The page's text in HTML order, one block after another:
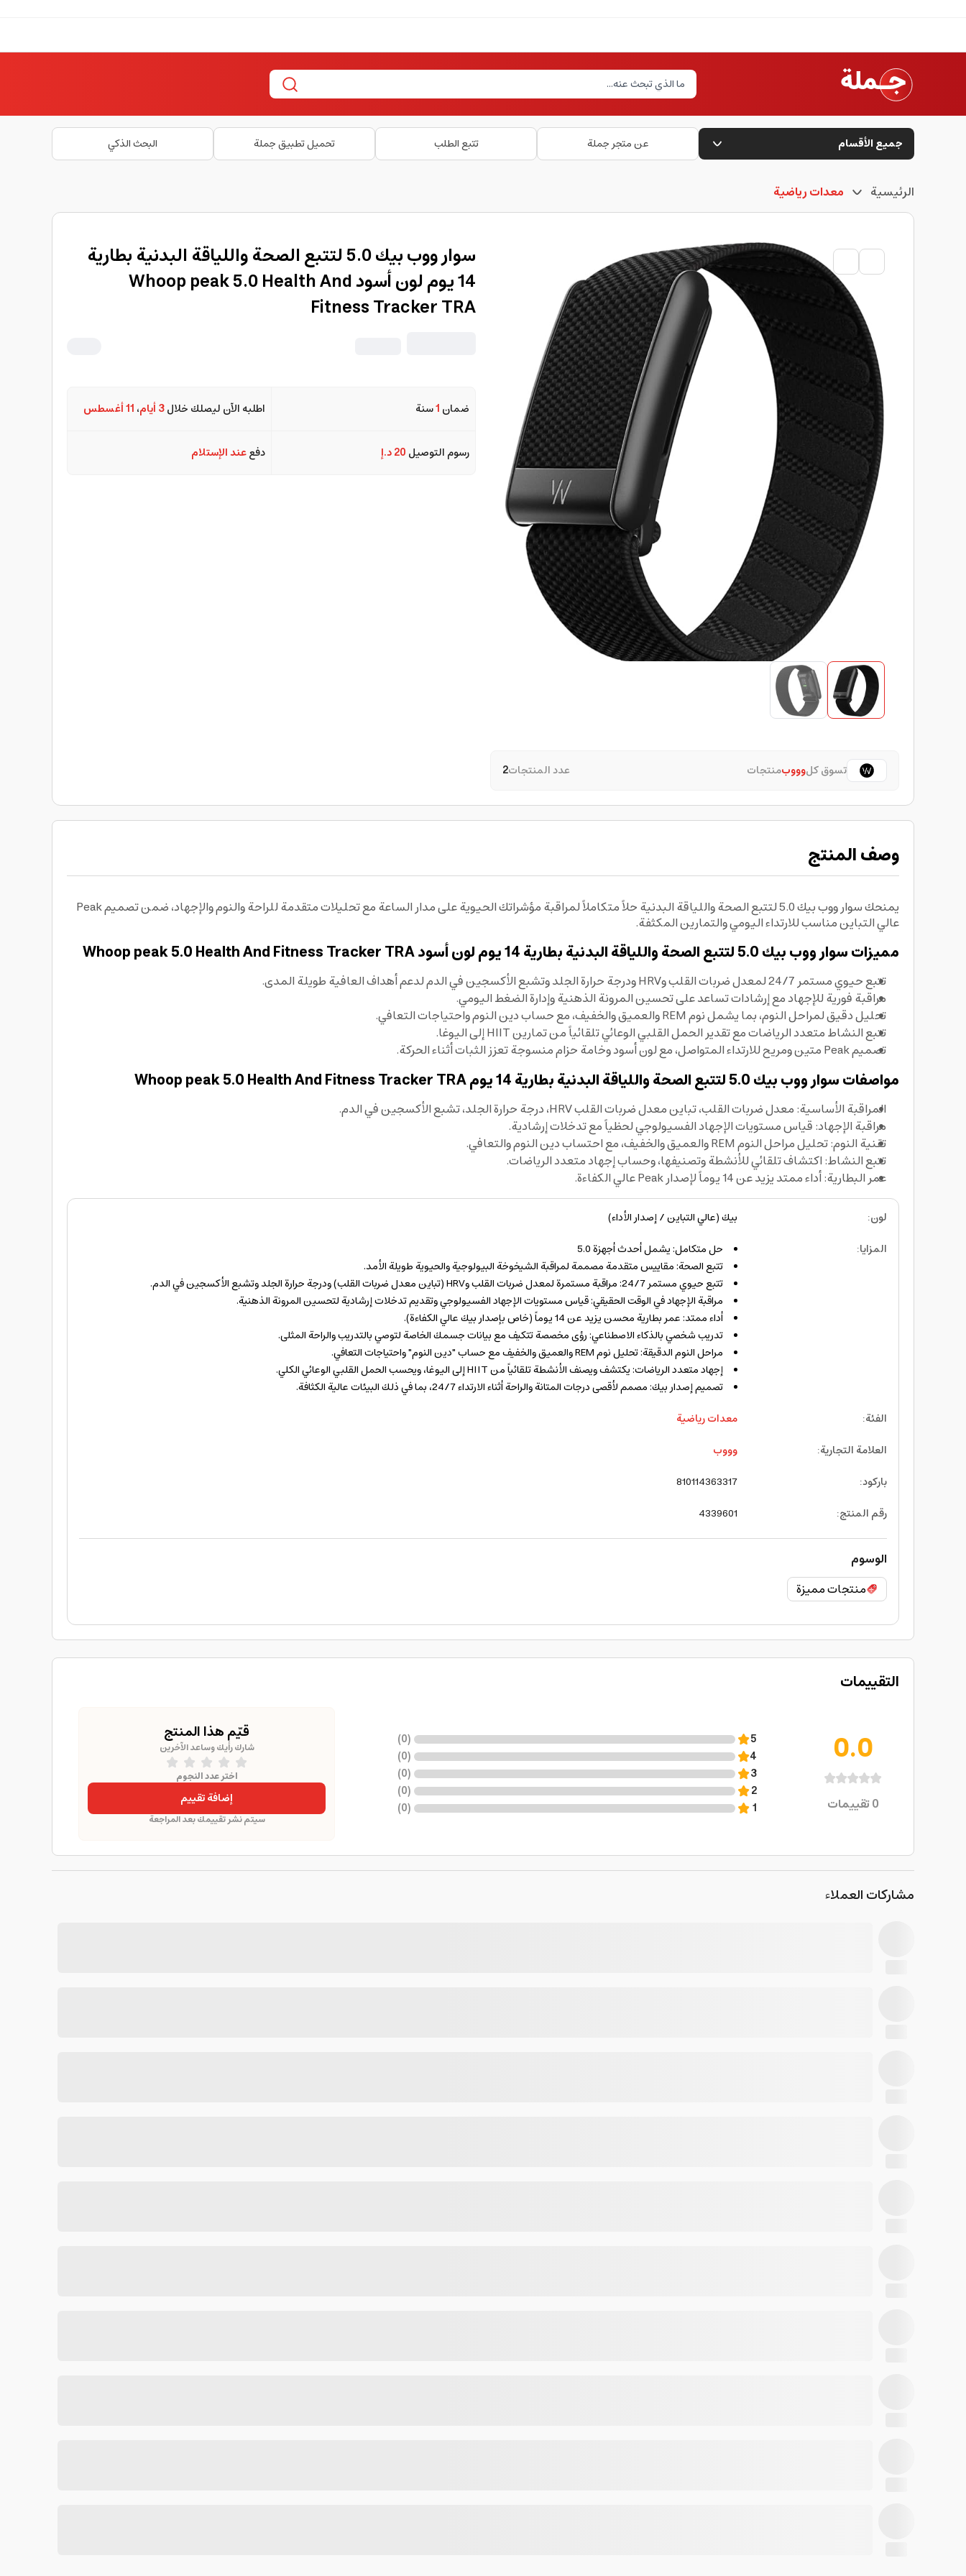
جميع الأقسام عن متجر جملة تتبع الطلب تحميل تطبيق جملة البحث الذكي
الرئيسية معدات رياضية
تسوق كلوووبمنتجات عدد المنتجات2
سوار ووب بيك 5.0 لتتبع الصحة واللياقة البدنية بطارية
14 يوم لون أسود Whoop peak 5.0 Health And
Fitness Tracker TRA
ضمان 1سنة اطلبه الآن ليصلك خلال3 أيام ، 11 أغسطس
رسوم التوصيل 20 د.إ دفععند الإستلام
وصف المنتج
يمنحك سوار ووب بيك 5.0 لتتبع الصحة واللياقة البدنية حلاً متكاملاً لمراقبة مؤشراتك الحيوية على مدار الساعة مع تحليلات متقدمة للراحة والنوم والإجهاد، ضمن تصميم Peak
عالي التباين مناسب للارتداء اليومي والتمارين المكثفة.
مميزات سوار ووب بيك 5.0 لتتبع الصحة واللياقة البدنية بطارية 14 يوم لون أسود Whoop peak 5.0 Health And Fitness Tracker TRA
تتبع حيوي مستمر 24/7 لمعدل ضربات القلب وHRV ودرجة حرارة الجلد وتشبع الأكسجين في الدم لدعم أهداف العافية طويلة المدى.
مراقبة فورية للإجهاد مع إرشادات تساعد على تحسين المرونة الذهنية وإدارة الضغط اليومي.
تحليل دقيق لمراحل النوم، بما يشمل نوم REM والعميق والخفيف، مع حساب دين النوم واحتياجات التعافي.
تتبع النشاط متعدد الرياضات مع تقدير الحمل القلبي الوعائي تلقائياً من تمارين HIIT إلى اليوغا.
تصميم Peak متين ومريح للارتداء المتواصل، مع لون أسود وخامة حزام منسوجة تعزز الثبات أثناء الحركة.
مواصفات سوار ووب بيك 5.0 لتتبع الصحة واللياقة البدنية بطارية 14 يوم Whoop peak 5.0 Health And Fitness Tracker TRA
المراقبة الأساسية: معدل ضربات القلب، تباين معدل ضربات القلب HRV، درجة حرارة الجلد، تشبع الأكسجين في الدم.
مراقبة الإجهاد: قياس مستويات الإجهاد الفسيولوجي لحظياً مع تدخلات إرشادية.
تقنية النوم: تحليل مراحل النوم REM والعميق والخفيف، مع احتساب دين النوم والتعافي.
تتبع النشاط: اكتشاف تلقائي للأنشطة وتصنيفها، وحساب إجهاد متعدد الرياضات.
عمر البطارية: أداء ممتد يزيد عن 14 يوماً لإصدار Peak عالي الكفاءة.
لون:
بيك (عالي التباين / إصدار الأداء)
المزايا:
حل متكامل: يشمل أحدث أجهزة 5.0
تتبع الصحة: مقاييس متقدمة مصممة لمراقبة الشيخوخة البيولوجية والحيوية طويلة الأمد.
تتبع حيوي مستمر 24/7: مراقبة مستمرة لمعدل ضربات القلب وHRV (تباين معدل ضربات القلب) ودرجة حرارة الجلد وتشبع الأكسجين في الدم.
مراقبة الإجهاد في الوقت الحقيقي: قياس مستويات الإجهاد الفسيولوجي وتقديم تدخلات إرشادية لتحسين المرونة الذهنية.
أداء ممتد: عمر بطارية محسن يزيد عن 14 يوماً (خاص بإصدار بيك عالي الكفاءة).
تدريب شخصي بالذكاء الاصطناعي: رؤى مخصصة تتكيف مع بيانات جسمك الخاصة لتوصي بالتدريب والراحة المثلى.
مراحل النوم الدقيقة: تحليل نوم REM والعميق والخفيف مع حساب "دين النوم" واحتياجات التعافي.
إجهاد متعدد الرياضات: يكتشف ويصنف الأنشطة تلقائياً من HIIT إلى اليوغا، ويحسب الحمل القلبي الوعائي الكلي.
تصميم إصدار بيك: مصمم لأقصى درجات المتانة والراحة أثناء الارتداء 24/7، بما في ذلك البيئات عالية الكثافة.
الفئة:
معدات رياضية
العلامة التجارية:
وووب
باركود:
810114363317
رقم المنتج:
4339601
الوسوم
منتجات مميزة
التقييمات
0.0
0تقييمات
5
(
0
)
4
(
0
)
3
(
0
)
2
(
0
)
1
(
0
)
قيّم هذا المنتج
شارك رأيك وساعد الآخرين
اختر عدد النجوم
إضافة تقييم
سيتم نشر تقييمك بعد المراجعة
مشاركات العملاء